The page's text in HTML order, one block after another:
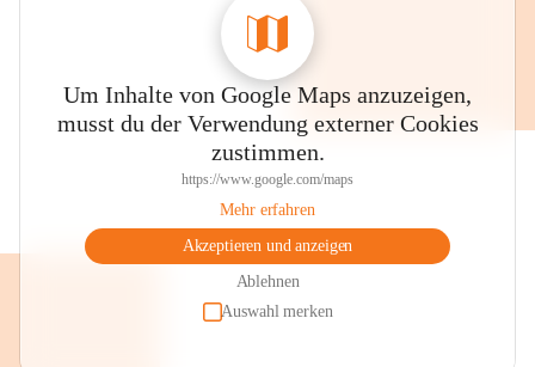
Um Inhalte von Google Maps anzuzeigen,
musst du der Verwendung externer Cookies
zustimmen.
https://www.google.com/maps
Mehr erfahren
Akzeptieren und anzeigen
Ablehnen
Auswahl merken